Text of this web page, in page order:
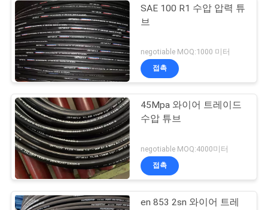
SAE 100 R1 수압 압력 튜
브
negotiable MOQ:1000 미터
접촉
45Mpa 와이어 트레이드
수압 튜브
negotiable MOQ:4000미터
접촉
en 853 2sn 와이어 트레